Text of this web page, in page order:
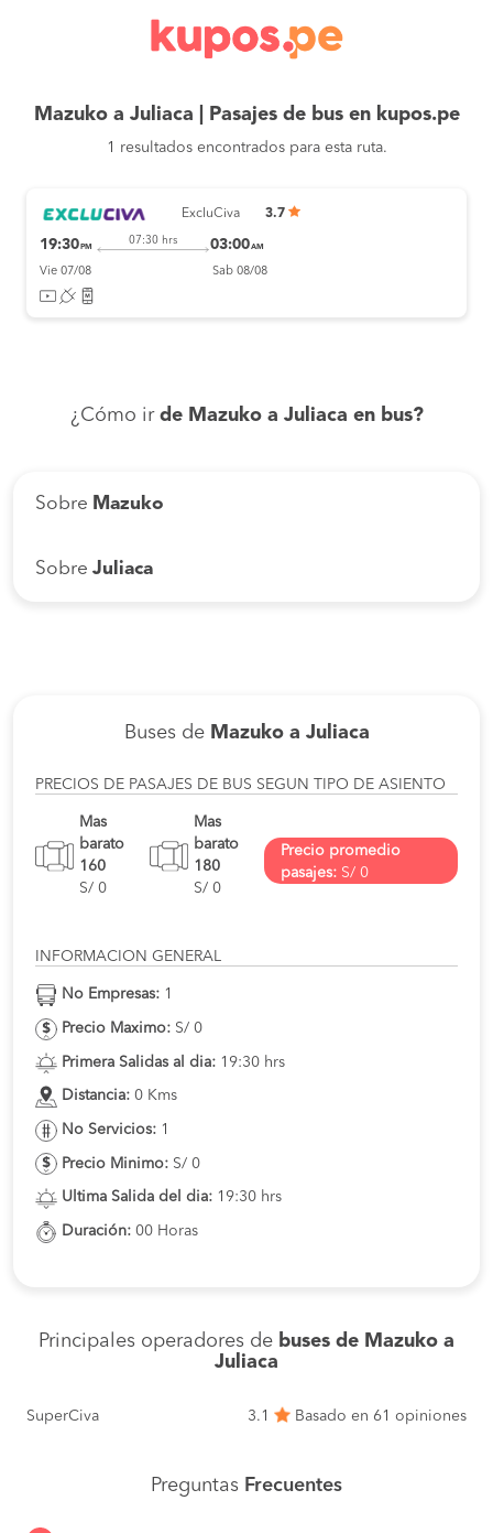
Mazuko a Juliaca | Pasajes de bus en kupos.pe
1 resultados encontrados para esta ruta.
ExcluCiva 3.7
19:30 PM
07:30 hrs 03:00AM
Vie 07/08 Sab 08/08
¿Cómo ir de Mazuko a Juliaca en bus?
Sobre Mazuko
Sobre Juliaca
Buses de Mazuko a Juliaca
PRECIOS DE PASAJES DE BUS SEGUN TIPO DE ASIENTO
Mas
barato
160
S/ 0
Mas
barato
180
S/ 0
Precio promedio
pasajes: S/ 0
INFORMACION GENERAL
No Empresas: 1
Precio Maximo: S/ 0
Primera Salidas al dia: 19:30 hrs
Distancia: 0 Kms
No Servicios: 1
Precio Minimo: S/ 0
Ultima Salida del dia: 19:30 hrs
Duración: 00 Horas
Principales operadores de buses de Mazuko a
Juliaca
SuperCiva 3.1 Basado en 61 opiniones
Preguntas Frecuentes